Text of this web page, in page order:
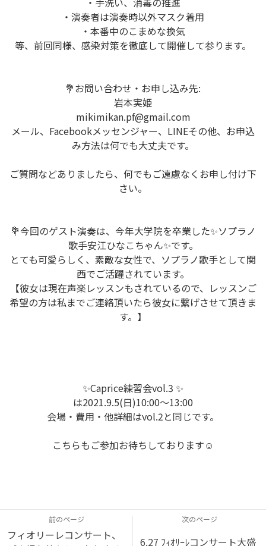
・演奏者は演奏時以外マスク着用
・本番中のこまめな換気
等、前回同様、感染対策を徹底して開催して参ります。
💐お問い合わせ・お申し込み先:
岩本実姫
mikimikan.pf@gmail.com
メール、Facebookメッセンジャー、LINEその他、お申込
み方法は何でも大丈夫です。
ご質問などありましたら、何でもご遠慮なくお申し付け下
さい。
💐今回のゲスト演奏は、今年大学院を卒業した✨ソプラノ
歌手安江ひなこちゃん✨です。
とても可愛らしく、素敵な女性で、ソプラノ歌手として関
西でご活躍されています。
【彼女は現在声楽レッスンもされているので、レッスンご
希望の方は私までご連絡頂いたら彼女に繋げさせて頂きま
す。】
✨Caprice練習会vol.3 ✨
は2021.9.5(日)10:00〜13:00
会場・費用・他詳細はvol.2と同じです。
こちらもご参加お待ちしております☺️
前のページ
フィオリーレコンサート、
次のページ
6.27 ﾌｨｵﾘｰﾚコンサート大盛